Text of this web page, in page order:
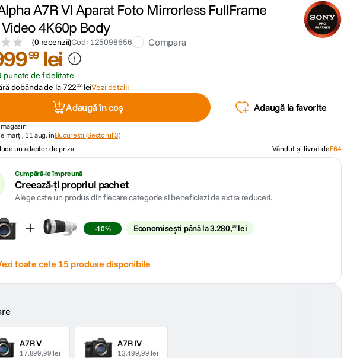
A7R VI Aparat Foto Mirrorless FullFrame
4K60p Body
(0 recenzii)Cod: 125098656 Compara
99 lei
puncte de fidelitate
dobânda de la722 22 leiVezi detalii
Adaugă în coș Adaugă la favorite
marți, 11 aug. înBucuresti (Sectorul 3)
un adaptor de priza
Vândut și livrat deF64
Cumpără-le împreună
Creează-ți propriul pachet
Alege cate un produs din fiecare categorie si beneficiezi de extra reduceri.
-10% Economisești până la3.280,00 lei
toate cele 15 produse disponibile
A7R V
17.899,99 lei
A7R IV
13.499,99 lei